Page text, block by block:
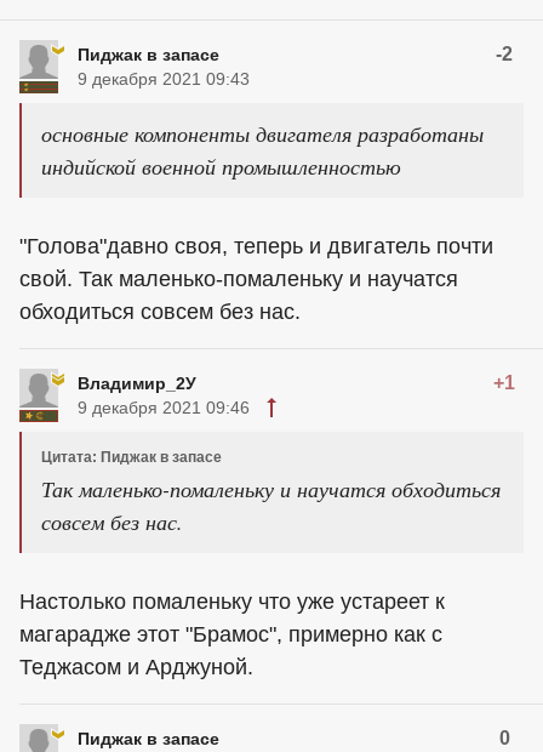
Пиджак в запасе -2
9 декабря 2021 09:43
основные компоненты двигателя разработаны
индийской военной промышленностью
"Голова"давно своя, теперь и двигатель почти
свой. Так маленько-помаленьку и научатся
обходиться совсем без нас.
Владимир_2У +1
9 декабря 2021 09:46
Цитата: Пиджак в запасе
Так маленько-помаленьку и научатся обходиться
совсем без нас.
Настолько помаленьку что уже устареет к
магарадже этот "Брамос", примерно как с
Теджасом и Арджуной.
Пиджак в запасе 0